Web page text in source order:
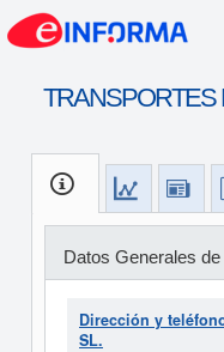
TRANSPORTES
Datos Generales de
Dirección y
SL.